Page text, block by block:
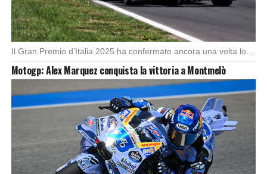
Motogp: Alex Marquez conquista la vittoria a Montmelò